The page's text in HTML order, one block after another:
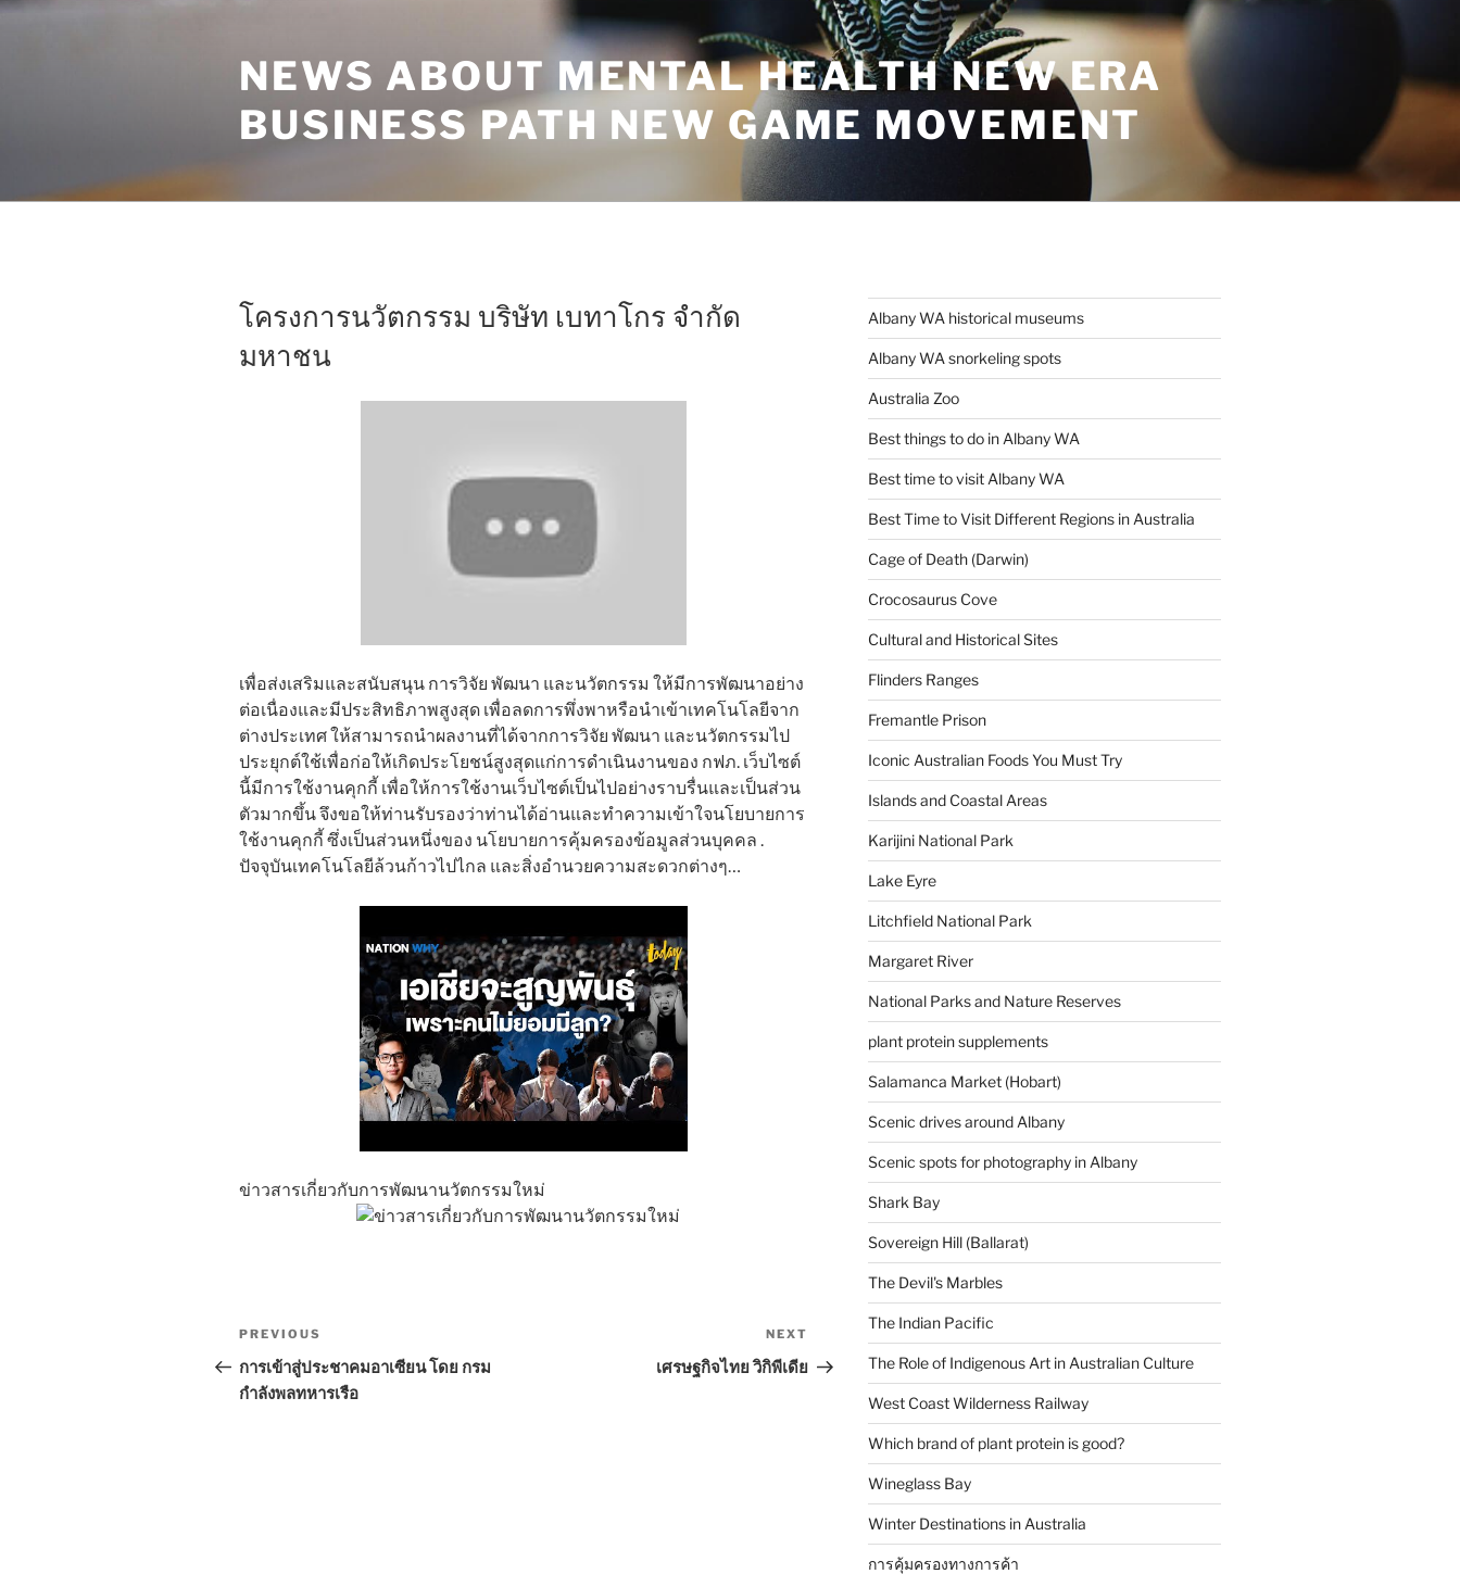
Skip
NEWS ABOUT MENTAL HEALTH NEW ERA
BUSINESS PATH NEW GAME MOVEMENT
โครงการนวัตกรรม บริษัท เบทาโกร จำกัด
มหาชน
เพื่อส่งเสริมและสนับสนุน การวิจัย พัฒนา และนวัตกรรม ให้มีการพัฒนาอย่าง
ต่อเนื่องและมีประสิทธิภาพสูงสุด เพื่อลดการพึ่งพาหรือนำเข้าเทคโนโลยีจาก
ต่างประเทศ ให้สามารถนำผลงานที่ได้จากการวิจัย พัฒนา และนวัตกรรมไป
ประยุกต์ใช้เพื่อก่อให้เกิดประโยชน์สูงสุดแก่การดำเนินงานของ กฟภ. เว็บไซต์
นี้มีการใช้งานคุกกี้ เพื่อให้การใช้งานเว็บไซต์เป็นไปอย่างราบรื่นและเป็นส่วน
ตัวมากขึ้น จึงขอให้ท่านรับรองว่าท่านได้อ่านและทำความเข้าใจนโยบายการ
ใช้งานคุกกี้ ซึ่งเป็นส่วนหนึ่งของ นโยบายการคุ้มครองข้อมูลส่วนบุคคล .
ปัจจุบันเทคโนโลยีล้วนก้าวไปไกล และสิ่งอำนวยความสะดวกต่างๆ…
ข่าวสารเกี่ยวกับการพัฒนานวัตกรรมใหม่
Post
navigation
Previous
Post
PREVIOUS
การเข้าสู่ประชาคมอาเซียน โดย กรม
กำลังพลทหารเรือ
Post
NEXT
เศรษฐกิจไทย วิกิพีเดีย
Albany WA historical museums
Albany WA snorkeling spots
Australia Zoo
Best things to do in Albany WA
Best time to visit Albany WA
Best Time to Visit Different Regions in Australia
Cage of Death (Darwin)
Crocosaurus Cove
Cultural and Historical Sites
Flinders Ranges
Fremantle Prison
Iconic Australian Foods You Must Try
Islands and Coastal Areas
Karijini National Park
Lake Eyre
Litchfield National Park
Margaret River
National Parks and Nature Reserves
plant protein supplements
Salamanca Market (Hobart)
Scenic drives around Albany
Scenic spots for photography in Albany
Shark Bay
Sovereign Hill (Ballarat)
The Devil's Marbles
The Indian Pacific
The Role of Indigenous Art in Australian Culture
West Coast Wilderness Railway
Which brand of plant protein is good?
Wineglass Bay
Winter Destinations in Australia
การคุ้มครองทางการค้า